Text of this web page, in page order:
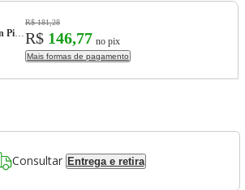
Alamos Selección Pinot Noir 2022 (Alamos) 750ml
R$ 181,28
R$ 146,77 no pix
Mais formas de pagamento
Consultar Entrega e retira